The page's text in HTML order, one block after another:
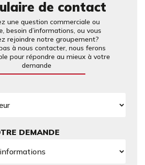
de contact
une question commerciale ou
besoin d’informations, ou vous
rejoindre notre groupement?
à nous contacter, nous ferons
pour répondre au mieux à votre
demande
DEMANDE